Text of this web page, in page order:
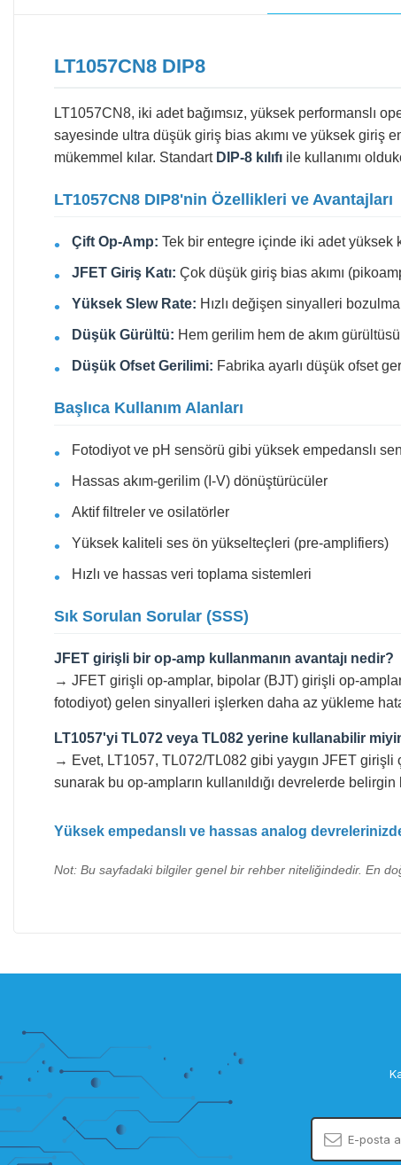
LT1057CN8 DIP8
LT1057CN8, iki adet bağımsız, yüksek performanslı
sayesinde ultra düşük giriş bias akımı ve yüksek giriş
mükemmel kılar. Standart DIP-8 kılıfı ile kullanımı
LT1057CN8 DIP8'nin Özellikleri ve Avantajları
Çift Op-Amp: Tek bir entegre içinde iki adet yüksek
JFET Giriş Katı: Çok düşük giriş bias akımı
Yüksek Slew Rate: Hızlı değişen sinyalleri
Düşük Gürültü: Hem gerilim hem de akım
Düşük Ofset Gerilimi: Fabrika ayarlı düşük ofset
Başlıca Kullanım Alanları
Fotodiyot ve pH sensörü gibi yüksek empedanslı
Hassas akım-gerilim (I-V) dönüştürücüler
Aktif filtreler ve osilatörler
Yüksek kaliteli ses ön yükselteçleri (pre-amplifiers)
Hızlı ve hassas veri toplama sistemleri
Sık Sorulan Sorular (SSS)
JFET girişli bir op-amp kullanmanın avantajı nedir?
→ JFET girişli op-amplar, bipolar (BJT) girişli op-
fotodiyot) gelen sinyalleri işlerken daha az yükleme
LT1057'yi TL072 veya TL082 yerine kullanabilir
→ Evet, LT1057, TL072/TL082 gibi yaygın JFET
sunarak bu op-ampların kullanıldığı devrelerde belirgin
Yüksek empedanslı ve hassas analog
Not: Bu sayfadaki bilgiler genel bir rehber niteliğindedir. En